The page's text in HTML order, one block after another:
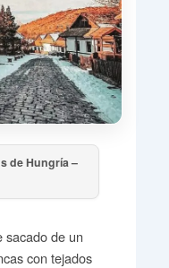
de Hungría –
sacado de un
con tejados